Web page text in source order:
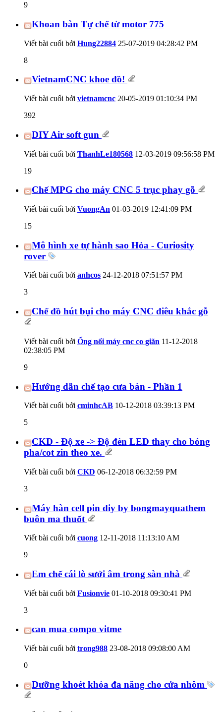
9
Khoan bàn Tự chế từ motor 775
Viết bài cuối bởi Hung22884 25-07-2019 04:28:42 PM
8
VietnamCNC khoe đồ!
Viết bài cuối bởi vietnamcnc 20-05-2019 01:10:34 PM
392
DIY Air soft gun
Viết bài cuối bởi ThanhLe180568 12-03-2019 09:56:58 PM
19
Chế MPG cho máy CNC 5 trục phay gỗ
Viết bài cuối bởi VuongAn 01-03-2019 12:41:09 PM
15
Mô hình xe tự hành sao Hỏa - Curiosity
rover
Viết bài cuối bởi anhcos 24-12-2018 07:51:57 PM
3
Chế đồ hút bụi cho máy CNC điêu khắc gỗ
Viết bài cuối bởi Ống nối máy cnc co giãn 11-12-2018
02:38:05 PM
9
Hướng dẫn chế tạo cưa bàn - Phần 1
Viết bài cuối bởi cminhcAB 10-12-2018 03:39:13 PM
5
CKD - Độ xe -> Độ đèn LED thay cho bóng
pha/cot zin theo xe.
Viết bài cuối bởi CKD 06-12-2018 06:32:59 PM
3
Máy hàn cell pin diy by bongmayquathem
buôn ma thuốt
Viết bài cuối bởi cuong 12-11-2018 11:13:10 AM
9
Em chế cái lò sưởi âm trong sàn nhà
Viết bài cuối bởi Fusionvie 01-10-2018 09:30:41 PM
3
can mua compo vitme
Viết bài cuối bởi trong988 23-08-2018 09:08:00 AM
0
Dưỡng khoét khóa đa năng cho cửa nhôm